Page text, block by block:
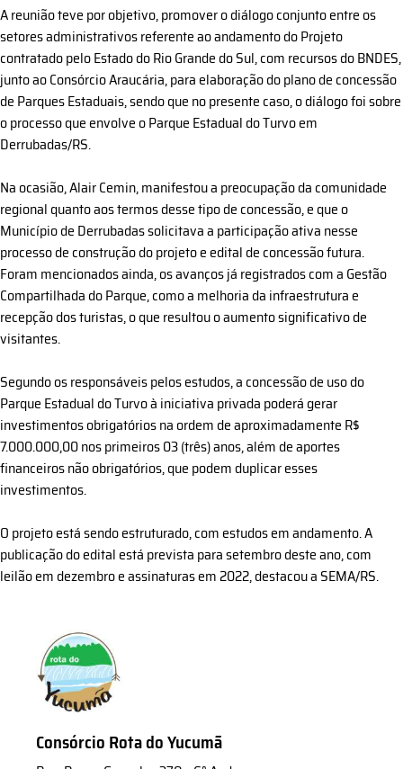
A reunião teve por objetivo, promover o diálogo conjunto entre os
setores administrativos referente ao andamento do Projeto
contratado pelo Estado do Rio Grande do Sul, com recursos do BNDES,
junto ao Consórcio Araucária, para elaboração do plano de concessão
de Parques Estaduais, sendo que no presente caso, o diálogo foi sobre
o processo que envolve o Parque Estadual do Turvo em
Derrubadas/RS.
Na ocasião, Alair Cemin, manifestou a preocupação da comunidade
regional quanto aos termos desse tipo de concessão, e que o
Município de Derrubadas solicitava a participação ativa nesse
processo de construção do projeto e edital de concessão futura.
Foram mencionados ainda, os avanços já registrados com a Gestão
Compartilhada do Parque, como a melhoria da infraestrutura e
recepção dos turistas, o que resultou o aumento significativo de
visitantes.
Segundo os responsáveis pelos estudos, a concessão de uso do
Parque Estadual do Turvo à iniciativa privada poderá gerar
investimentos obrigatórios na ordem de aproximadamente R$
7.000.000,00 nos primeiros 03 (três) anos, além de aportes
financeiros não obrigatórios, que podem duplicar esses
investimentos.
O projeto está sendo estruturado, com estudos em andamento. A
publicação do edital está prevista para setembro deste ano, com
leilão em dezembro e assinaturas em 2022, destacou a SEMA/RS.
Consórcio Rota do Yucumã